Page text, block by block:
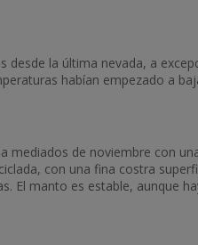
la última nevada, a
habían empezado a
de noviembre con
con una fina costra
manto es estable, aunque